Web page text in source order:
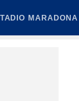
MARADONA